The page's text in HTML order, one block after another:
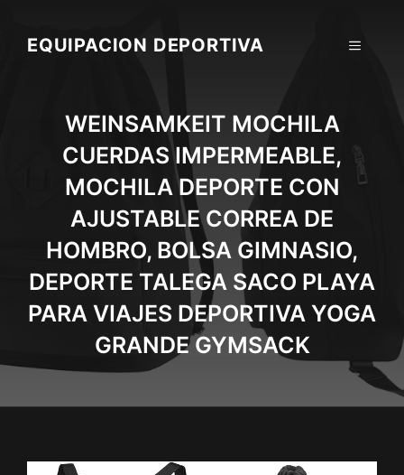
contentEQUIPACION DEPORTIVA MENU
WEINSAMKEIT MOCHILA
CUERDAS IMPERMEABLE,
MOCHILA DEPORTE CON
AJUSTABLE CORREA DE
HOMBRO, BOLSA GIMNASIO,
DEPORTE TALEGA SACO PLAYA
PARA VIAJES DEPORTIVA YOGA
GRANDE GYMSACK